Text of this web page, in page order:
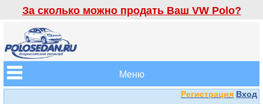
За сколько можно продать Ваш VW Polo?
Меню
Регистрация Вход